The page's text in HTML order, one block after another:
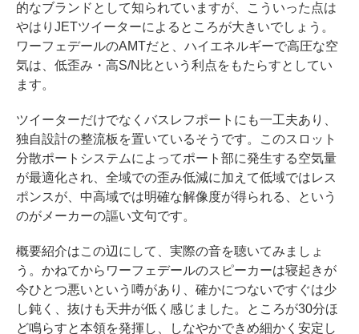
的なブランドとして知られていますが、こういった点は
やはりJETツイーターによるところが大きいでしょう。
ワーフェデールのAMTだと、ハイエネルギーで高圧な空
気は、低歪み・高S/N比という利点をもたらすとしてい
ます。
ツイーターだけでなくバスレフポートにも一工夫あり、
独自設計の整流板を置いているそうです。このスロット
分散ポートシステムによってポート部に発生する空気量
が最適化され、全域での歪み低減に加えて低域ではレス
ポンスが、中高域では明確な解像度が得られる、という
のがメーカーの謳い文句です。
概要紹介はこの辺にして、実際の音を聴いてみましょ
う。かねてからワーフェデールのスピーカーは寝起きが
今ひとつ悪いという噂があり、確かにつないですぐは少
し鈍く、抜けも天井が低く感じました。ところが30分ほ
ど鳴らすと本領を発揮し、しなやかできめ細かく安定し